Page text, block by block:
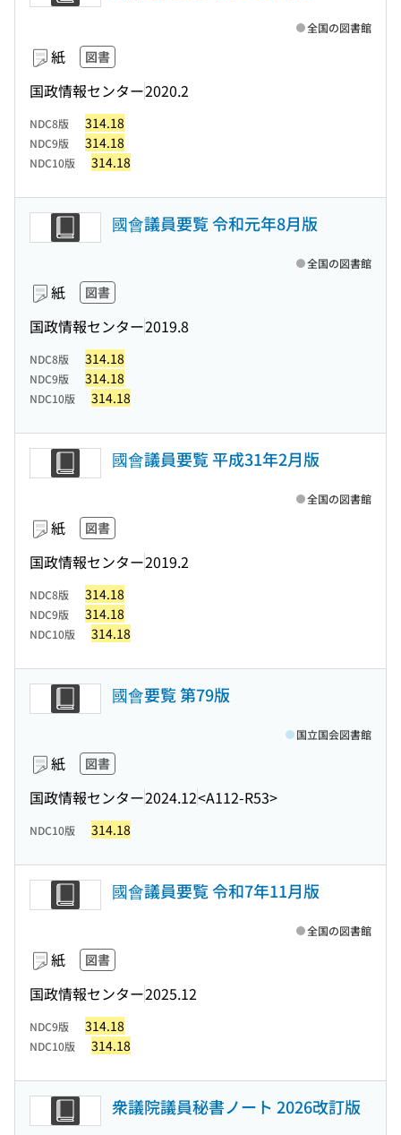
紙 図書
国政情報センター2020.2
全国の図書館
NDC8版 314.18
NDC9版 314.18
NDC10版 314.18
國會議員要覧 令和元年8月版
紙 図書
国政情報センター2019.8
全国の図書館
NDC8版 314.18
NDC9版 314.18
NDC10版 314.18
國會議員要覧 平成31年2月版
紙 図書
国政情報センター2019.2
全国の図書館
NDC8版 314.18
NDC9版 314.18
NDC10版 314.18
國會要覧 第79版
紙 図書
国政情報センター2024.12<A112-R53>
国立国会図書館
NDC10版 314.18
國會議員要覧 令和7年11月版
紙 図書
国政情報センター2025.12
全国の図書館
NDC9版 314.18
NDC10版 314.18
衆議院議員秘書ノート 2026改訂版